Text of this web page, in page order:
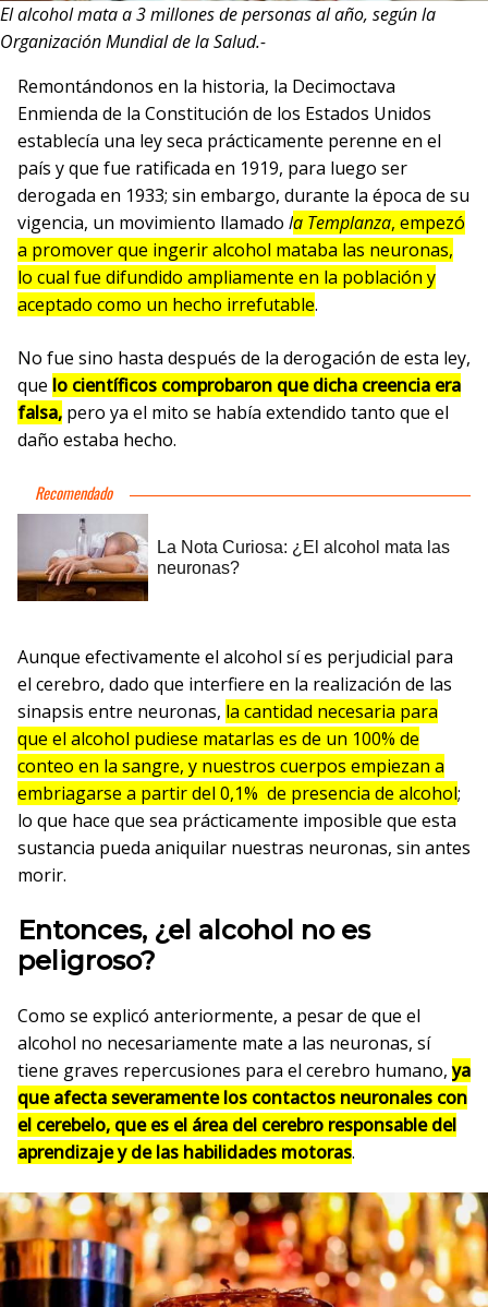
El alcohol mata a 3 millones de personas al año, según la
Organización Mundial de la Salud.-
Remontándonos en la historia, la Decimoctava
Enmienda de la Constitución de los Estados Unidos
establecía una ley seca prácticamente perenne en el
país y que fue ratificada en 1919, para luego ser
derogada en 1933; sin embargo, durante la época de su
vigencia, un movimiento llamado la Templanza, empezó
a promover que ingerir alcohol mataba las neuronas,
lo cual fue difundido ampliamente en la población y
aceptado como un hecho irrefutable.
No fue sino hasta después de la derogación de esta ley,
que lo científicos comprobaron que dicha creencia era
falsa, pero ya el mito se había extendido tanto que el
daño estaba hecho.
Aunque efectivamente el alcohol sí es perjudicial para
el cerebro, dado que interfiere en la realización de las
sinapsis entre neuronas, la cantidad necesaria para
que el alcohol pudiese matarlas es de un 100% de
conteo en la sangre, y nuestros cuerpos empiezan a
embriagarse a partir del 0,1% de presencia de alcohol;
lo que hace que sea prácticamente imposible que esta
sustancia pueda aniquilar nuestras neuronas, sin antes
morir.
Entonces, ¿el alcohol no es
peligroso?
Como se explicó anteriormente, a pesar de que el
alcohol no necesariamente mate a las neuronas, sí
tiene graves repercusiones para el cerebro humano,ya
que afecta severamente los contactos neuronales con
el cerebelo, que es el área del cerebro responsable del
aprendizaje y de las habilidades motoras.